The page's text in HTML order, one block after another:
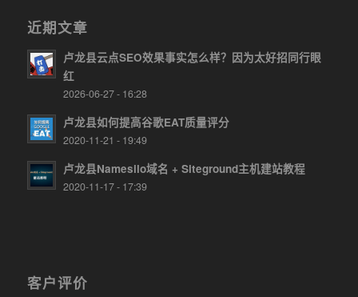
近期文章
卢龙县云点SEO效果事实怎么样？因为太好招同行眼
红
2026-06-27 - 16:28
卢龙县如何提高谷歌EAT质量评分
2020-11-21 - 19:49
卢龙县Namesilo域名 + Siteground主机建站教程
2020-11-17 - 17:39
客户评价